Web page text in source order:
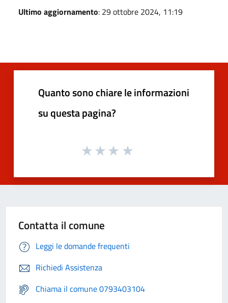
Ultimo aggiornamento: 29 ottobre 2024, 11:19
Quanto sono chiare le informazioni
su questa pagina?
Contatta il comune
Leggi le domande frequenti
Richiedi Assistenza
Chiama il comune 0793403104